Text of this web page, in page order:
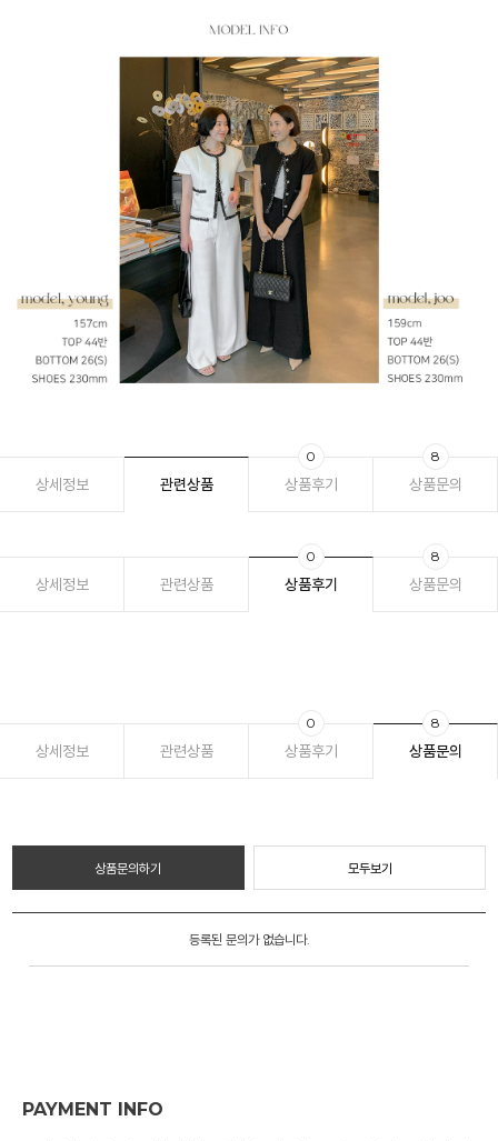
상세정보 관련상품 상품후기
0
상품문의
8
상세정보 관련상품 상품후기
0
상품문의
8
상세정보 관련상품 상품후기
0
상품문의
8
상품문의하기 모두보기
등록된 문의가 없습니다.
PAYMENT INFO